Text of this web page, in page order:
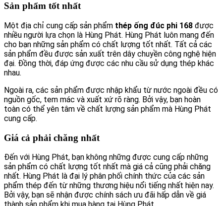
Sản phẩm tốt nhất
Một địa chỉ cung cấp sản phẩm thép ống đúc phi 168 được
nhiều người lựa chọn là Hùng Phát. Hùng Phát luôn mang đến
cho bạn những sản phẩm có chất lượng tốt nhất. Tất cả các
sản phẩm đều được sản xuất trên dây chuyền công nghệ hiện
đại. Đồng thời, đáp ứng được các nhu cầu sử dụng thép khác
nhau.
Ngoài ra, các sản phẩm được nhập khẩu từ nước ngoài đều có
nguồn gốc, tem mác và xuất xứ rõ ràng. Bởi vậy, bạn hoàn
toàn có thể yên tâm về chất lượng sản phẩm mà Hùng Phát
cung cấp.
Giá cả phải chăng nhất
Đến với Hùng Phát, bạn không những được cung cấp những
sản phẩm có chất lượng tốt nhất mà giá cả cũng phải chăng
nhất. Hùng Phát là đại lý phân phối chính thức của các sản
phẩm thép đến từ những thương hiệu nổi tiếng nhất hiện nay.
Bởi vậy, bạn sẽ nhận được chính sách ưu đãi hấp dẫn về giá